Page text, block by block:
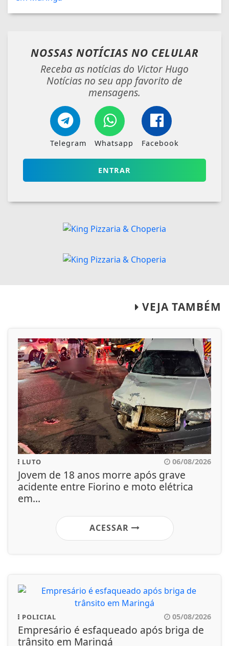
NOSSAS NOTÍCIAS NO CELULAR
Receba as notícias do Victor Hugo
Notícias no seu app favorito de
mensagens.
Telegram Whatsapp Facebook
ENTRAR
VEJA TAMBÉM
LUTO 06/08/2026
Jovem de 18 anos morre após grave
acidente entre Fiorino e moto elétrica
em...
ACESSAR
POLICIAL 05/08/2026
Empresário é esfaqueado após briga de
trânsito em Maringá